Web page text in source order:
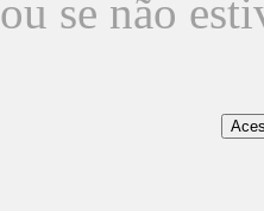
ou se não